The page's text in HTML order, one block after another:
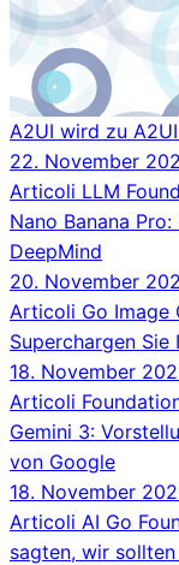
A2UI wird zu
22. November
Articoli LLM
Nano Banana
DeepMind
20. November
Articoli Go Image
Superchargen Sie
18. November
Articoli
Gemini 3:
von Google
18. November
Articoli AI Go
sagten, wir